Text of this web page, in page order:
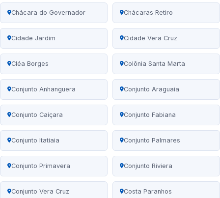
Chácara do Governador Chácaras Retiro
Cidade Jardim Cidade Vera Cruz
Cléa Borges Colônia Santa Marta
Conjunto Anhanguera Conjunto Araguaia
Conjunto Caiçara Conjunto Fabiana
Conjunto Itatiaia Conjunto Palmares
Conjunto Primavera Conjunto Riviera
Conjunto Vera Cruz Costa Paranhos